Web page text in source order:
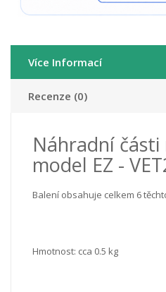
Více Informací
Recenze (0)
Náhradní
model EZ -
Balení obsahuje celkem 6
Hmotnost: cca 0.5 kg